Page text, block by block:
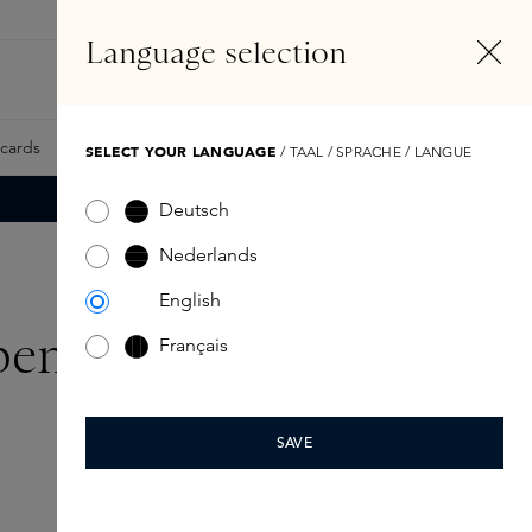
Samples Skins Exclusives Skins Boxen
Language selection
SELECT YOUR LANGUAGE / TAAL / SPRACHE / LANGUE
Deutsch
Nederlands
English
Français
SAVE